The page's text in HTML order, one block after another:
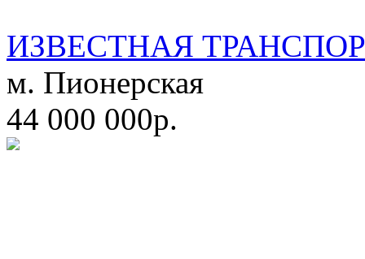
ИЗВЕСТНАЯ
м. Пионерская
44 000 000р.